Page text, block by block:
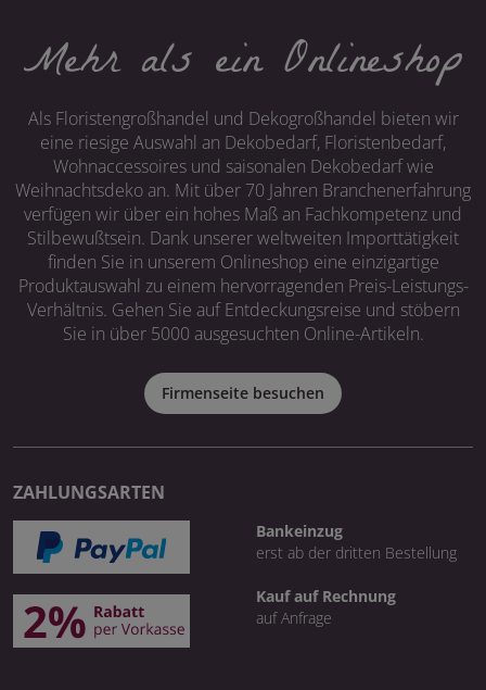
Mehr als ein Onlineshop
Als Floristengroßhandel und Dekogroßhandel bieten wir
eine riesige Auswahl an Dekobedarf, Floristenbedarf,
Wohnaccessoires und saisonalen Dekobedarf wie
Weihnachtsdeko an. Mit über 70 Jahren Branchenerfahrung
verfügen wir über ein hohes Maß an Fachkompetenz und
Stilbewußtsein. Dank unserer weltweiten Importtätigkeit
finden Sie in unserem Onlineshop eine einzigartige
Produktauswahl zu einem hervorragenden Preis-Leistungs-
Verhältnis. Gehen Sie auf Entdeckungsreise und stöbern
Sie in über 5000 ausgesuchten Online-Artikeln.
Firmenseite besuchen
ZAHLUNGSARTEN
Bankeinzug
erst ab der dritten Bestellung
Kauf auf Rechnung
auf Anfrage